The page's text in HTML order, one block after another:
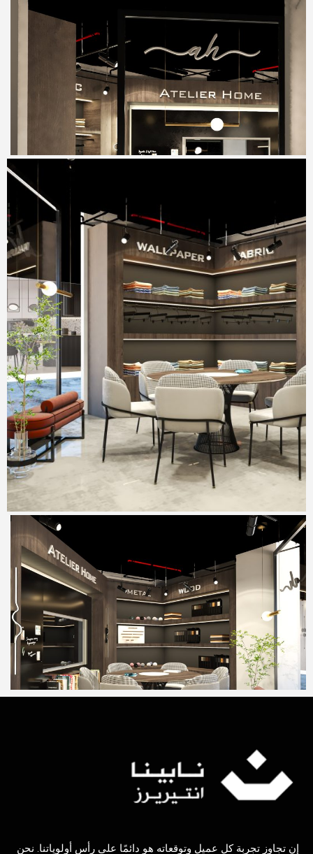
إن تجاوز تجربة كل عميل وتوقعاته هو دائمًا على رأس أولوياتنا. نحن